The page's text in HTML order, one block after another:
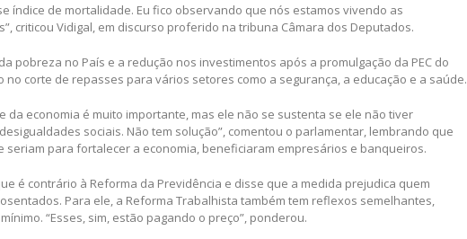
índice de mortalidade. Eu fico observando que nós estamos vivendo as
criticou Vidigal, em discurso proferido na tribuna Câmara dos Deputados.
pobreza no País e a redução nos investimentos após a promulgação da PEC do
no corte de repasses para vários setores como a segurança, a educação e a saúde.
da economia é muito importante, mas ele não se sustenta se ele não tiver
sociais. Não tem solução”, comentou o parlamentar, lembrando que
seriam para fortalecer a economia, beneficiaram empresários e banqueiros.
é contrário à Reforma da Previdência e disse que a medida prejudica quem
Para ele, a Reforma Trabalhista também tem reflexos semelhantes,
“Esses, sim, estão pagando o preço”, ponderou.